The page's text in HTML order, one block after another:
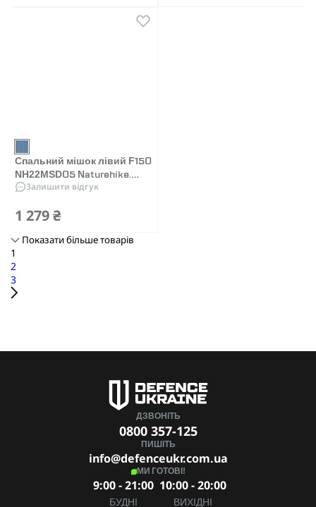
Спальний мішок лівий F150
NH22MSD05 Naturehike.
Темно-блакитний
Залишити відгук
1 279 ₴
Показати більше товарів
1
2
3
ДЗВОНІТЬ
0800 357-125
ПИШІТЬ
info@defenceukr.com.ua
МИ ГОТОВІ!
9:00 - 21:00
БУДНІ
10:00 - 20:00
ВИХІДНІ